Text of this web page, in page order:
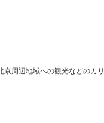
周辺地域への観光などのカ